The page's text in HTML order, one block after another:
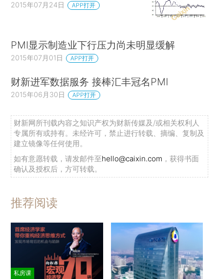
2015年07月24日 APP打开
PMI显示制造业下行压力尚未明显缓解
2015年07月01日 APP打开
财新进军数据服务 接棒汇丰冠名PMI
2015年06月30日 APP打开
财新网所刊载内容之知识产权为财新传媒及/或相关权利人
专属所有或持有。未经许可，禁止进行转载、摘编、复制及
建立镜像等任何使用。
如有意愿转载，请发邮件至hello@caixin.com ，获得书面
确认及授权后，方可转载。
推荐阅读
私房课